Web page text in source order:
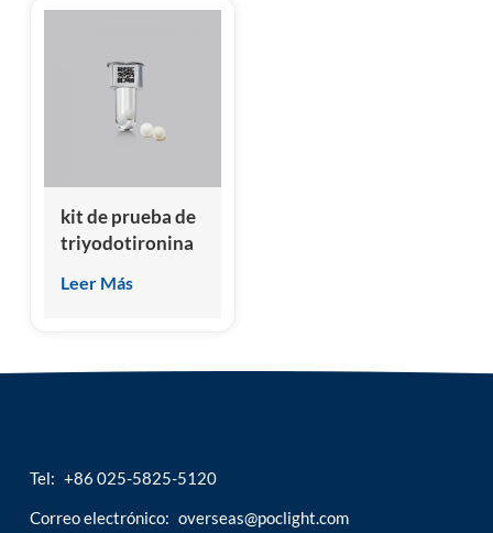
kit de prueba de
triyodotironina
Leer Más
Tel: +86 025-5825-5120
Correo electrónico: overseas@poclight.com